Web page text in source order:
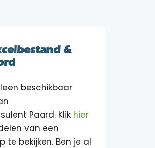
&
beschikbaar
Paard. Klik hier
van een
te bekijken. Ben je al